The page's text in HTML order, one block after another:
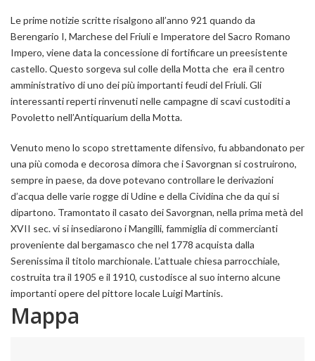
Le prime notizie scritte risalgono all’anno 921 quando da
Berengario I, Marchese del Friuli e Imperatore del Sacro Romano
Impero, viene data la concessione di fortificare un preesistente
castello. Questo sorgeva sul colle della Motta che era il centro
amministrativo di uno dei più importanti feudi del Friuli. Gli
interessanti reperti rinvenuti nelle campagne di scavi custoditi a
Povoletto nell’Antiquarium della Motta.
Venuto meno lo scopo strettamente difensivo, fu abbandonato per
una più comoda e decorosa dimora che i Savorgnan si costruirono,
sempre in paese, da dove potevano controllare le derivazioni
d’acqua delle varie rogge di Udine e della Cividina che da qui si
dipartono. Tramontato il casato dei Savorgnan, nella prima metà del
XVII sec. vi si insediarono i Mangilli, fammiglia di commercianti
proveniente dal bergamasco che nel 1778 acquista dalla
Serenissima il titolo marchionale. L’attuale chiesa parrocchiale,
costruita tra il 1905 e il 1910, custodisce al suo interno alcune
importanti opere del pittore locale Luigi Martinis.
Mappa